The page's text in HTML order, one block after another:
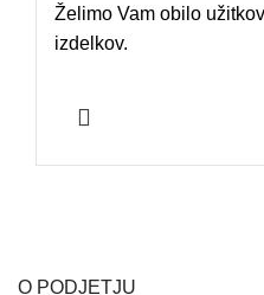
Želimo Vam obilo
izdelkov.
O PODJETJU